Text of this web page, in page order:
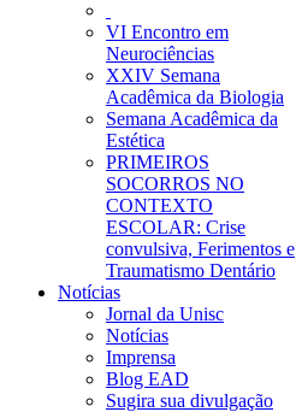
VI Encontro em
Neurociências
XXIV Semana
Acadêmica da Biologia
Semana Acadêmica da
Estética
PRIMEIROS
SOCORROS NO
CONTEXTO
ESCOLAR: Crise
convulsiva, Ferimentos e
Traumatismo Dentário
Notícias
Jornal da Unisc
Notícias
Imprensa
Blog EAD
Sugira sua divulgação